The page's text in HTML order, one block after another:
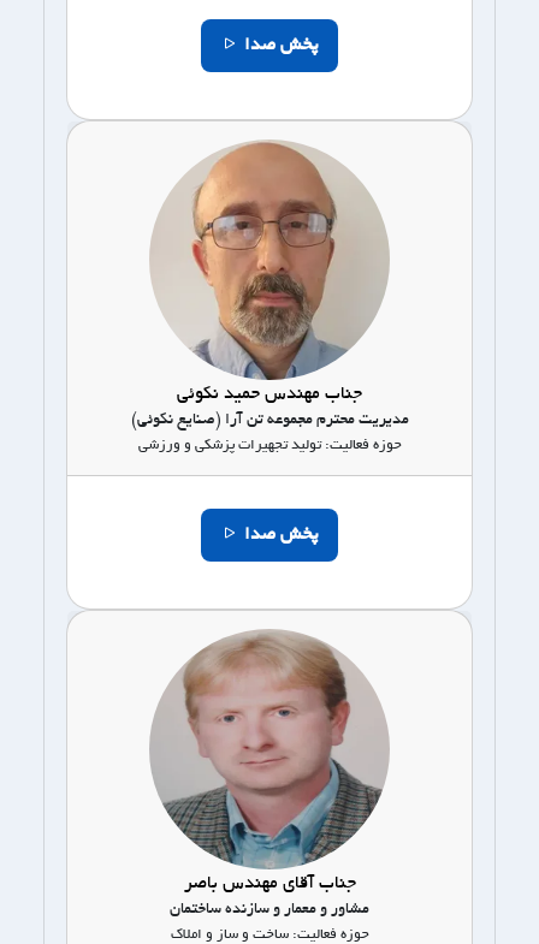
پخش صدا
جناب مهندس حمید نکوئی
مدیریت محترم مجموعه تن آرا (صنایع نکوئی)
حوزه فعالیت: تولید تجهیرات پزشکی و ورزشی
پخش صدا
جناب آقای مهندس باصر
مشاور و معمار و سازنده ساختمان
حوزه فعالیت: ساخت و ساز و املاک